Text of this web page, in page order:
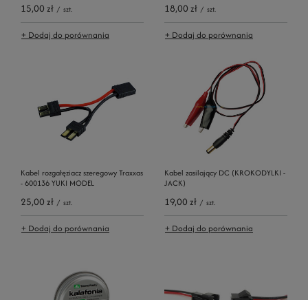
15,00 zł / szt.
+ Dodaj do porównania
18,00 zł / szt.
+ Dodaj do porównania
Kabel rozgałęziacz szeregowy Traxxas
- 600136 YUKI MODEL
25,00 zł / szt.
+ Dodaj do porównania
Kabel zasilający DC (KROKODYLKI -
JACK)
19,00 zł / szt.
+ Dodaj do porównania